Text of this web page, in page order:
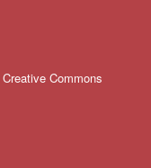
Creative Commons